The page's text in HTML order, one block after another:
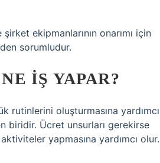
ekipmanlarının onarımı için
sorumludur.
IŞ YAPAR?
rutinlerini oluşturmasına yardımcı
biridir. Ücret unsurları gerekirse
yapmasına yardımcı olur.